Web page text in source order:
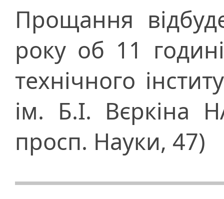
Прощання
року об 11
технічного
ім. Б.І. Вєркіна
просп. Науки, 47)